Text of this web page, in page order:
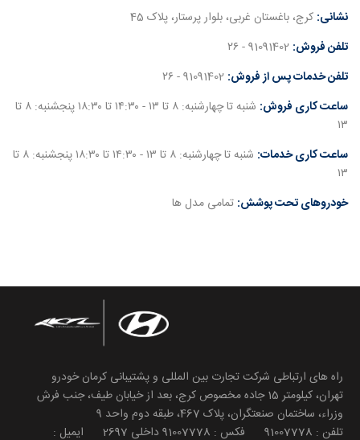
نشانی: کرج، باغستان غربی، بلوار پرستار، پلاک 45
تلفن فروش:
تلفن خدمات پس از فروش:
ساعت کاری فروش:
شنبه تا چهارشنبه: ۸ تا ۱۳ - ۱۴:۳۰ تا ۱۸:۳۰ پنجشنبه: ۸ تا
۱۳
ساعت کاری خدمات:
شنبه تا چهارشنبه: ۸ تا ۱۳ - ۱۴:۳۰ تا ۱۸:۳۰ پنجشنبه: ۸ تا
۱۳
خودروهای تحت پوشش: تمامی مدل ها
راه های ارتباطی شرکت تجارت بین المللی و پشتیبانی کرمان خودرو
تهران، کیلومتر 15 جاده مخصوص کرج، بعد از خیابان طیف، جنب فرش
وزراء، ساختمان صنعتگران، پلاک 467، طبقه دوم واحد 9
تلفن : 91007778 فکس : 91007778 داخلی 2697 ایمیل :